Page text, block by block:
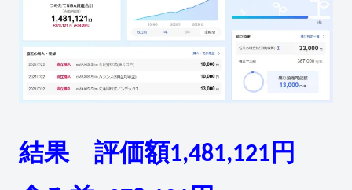
結果 評価額1,481,121円